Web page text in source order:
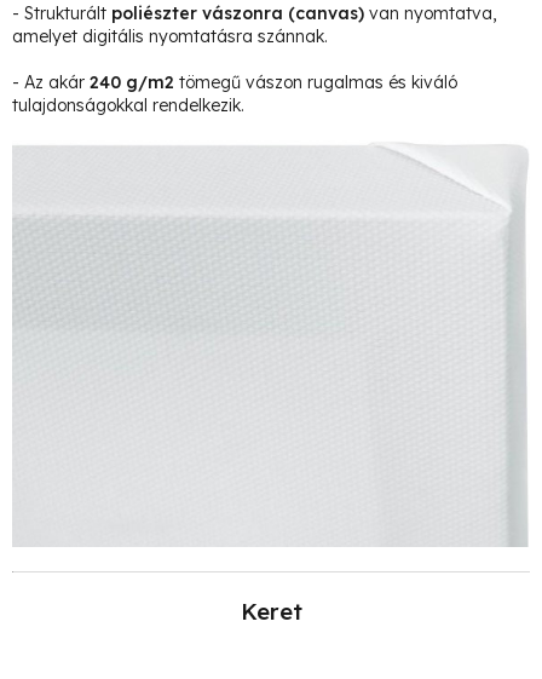
- Strukturált poliészter vászonra (canvas) van nyomtatva,
amelyet digitális nyomtatásra szánnak.
- Az akár 240 g/m2 tömegű vászon rugalmas és kiváló
tulajdonságokkal rendelkezik.
Keret